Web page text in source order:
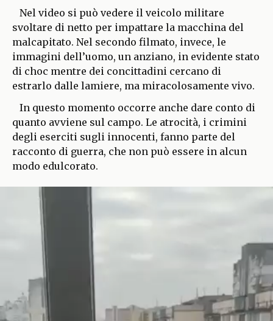
Nel video si può vedere il veicolo militare
svoltare di netto per impattare la macchina del
malcapitato. Nel secondo filmato, invece, le
immagini dell’uomo, un anziano, in evidente stato
di choc mentre dei concittadini cercano di
estrarlo dalle lamiere, ma miracolosamente vivo.
In questo momento occorre anche dare conto di
quanto avviene sul campo. Le atrocità, i crimini
degli eserciti sugli innocenti, fanno parte del
racconto di guerra, che non può essere in alcun
modo edulcorato.